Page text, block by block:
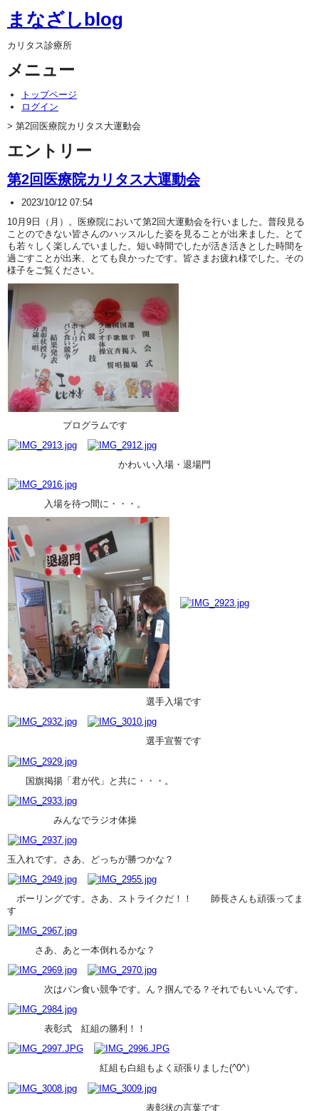
まなざしblog
カリタス診療所
メニュー
トップページ
ログイン
> 第2回医療院カリタス大運動会
エントリー
第2回医療院カリタス大運動会
2023/10/12 07:54
10月9日（月）。医療院において第2回大運動会を行いました。普段見る
ことのできない皆さんのハッスルした姿を見ることが出来ました。とて
も若々しく楽しんでいました。短い時間でしたが活き活きとした時間を
過ごすことが出来、とても良かったです。皆さまお疲れ様でした。その
様子をご覧ください。
プログラムです
かわいい入場・退場門
入場を待つ間に・・・。
選手入場です
選手宣誓です
国旗掲揚「君が代」と共に・・・。
みんなでラジオ体操
玉入れです。さあ、どっちが勝つかな？
ボーリングです。さあ、ストライクだ！！ 師長さんも頑張ってま
す
さあ、あと一本倒れるかな？
次はパン食い競争です。ん？掴んでる？それでもいいんです。
表彰式 紅組の勝利！！
紅組も白組もよく頑張りました(^0^）
表彰状の言葉です